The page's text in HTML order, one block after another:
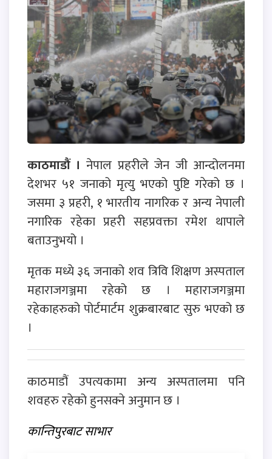
काठमाडौं । नेपाल प्रहरीले जेन जी आन्दोलनमा
देशभर ५१ जनाको मृत्यु भएको पुष्टि गरेको छ ।
जसमा ३ प्रहरी, १ भारतीय नागरिक र अन्य नेपाली
नगारिक रहेका प्रहरी सहप्रवक्ता रमेश थापाले
बताउनुभयो ।
मृतक मध्ये ३६ जनाको शव त्रिवि शिक्षण अस्पताल
महाराजगञ्जमा रहेको छ । महाराजगञ्जमा
रहेकाहरुको पोर्टमार्टम शुक्रबारबाट सुरु भएको छ
।
काठमाडौं उपत्यकामा अन्य अस्पतालमा पनि
शवहरु रहेको हुनसक्ने अनुमान छ ।
कान्तिपुरबाट साभार